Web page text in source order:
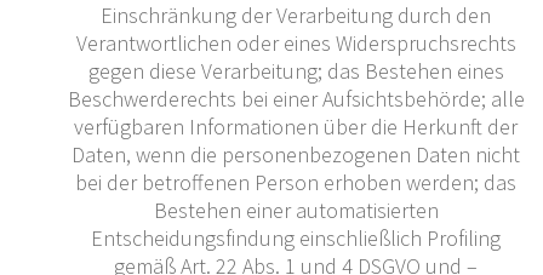
Einschränkung der Verarbeitung durch den
Verantwortlichen oder eines Widerspruchsrechts
gegen diese Verarbeitung; das Bestehen eines
Beschwerderechts bei einer Aufsichtsbehörde; alle
verfügbaren Informationen über die Herkunft der
Daten, wenn die personenbezogenen Daten nicht
bei der betroffenen Person erhoben werden; das
Bestehen einer automatisierten
Entscheidungsfindung einschließlich Profiling
gemäß Art. 22 Abs. 1 und 4 DSGVO und –